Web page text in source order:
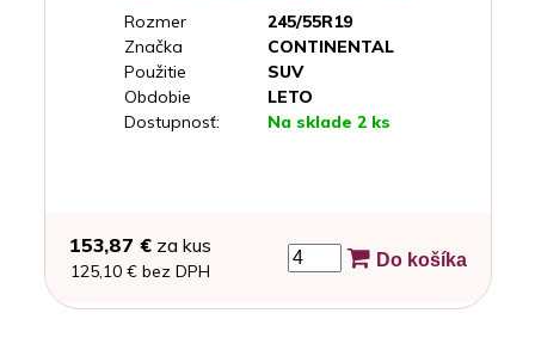
Rozmer
245/55R19
Značka
CONTINENTAL
Použitie
SUV
Obdobie
LETO
Dostupnosť:
Na sklade 2 ks
153,87 €za kus
125,10 € bez DPH
Do košíka